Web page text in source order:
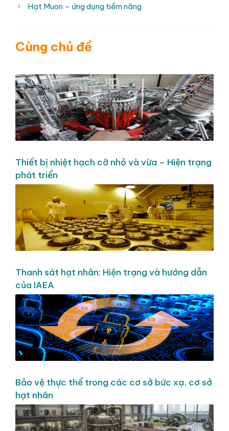
Hạt Muon – ứng dụng tiềm năng
Cùng chủ đề
Thiết bị nhiệt hạch cỡ nhỏ và vừa – Hiện trạng
phát triển
Thanh sát hạt nhân: Hiện trạng và hướng dẫn
của IAEA
Bảo vệ thực thể trong các cơ sở bức xạ, cơ sở
hạt nhân